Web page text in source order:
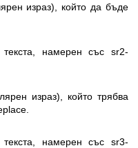
израз), който да бъде
намерен със sr2-
израз), който трябва
намерен със sr3-